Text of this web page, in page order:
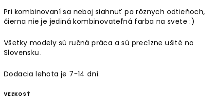
Pri kombinovaní sa neboj siahnuť po rôznych odtieňoch,
čierna nie je jediná kombinovateľná farba na svete :)
Všetky modely sú ručná práca a sú precízne ušité na
Slovensku.
Dodacia lehota je 7-14 dní.
VEĽKOSŤ